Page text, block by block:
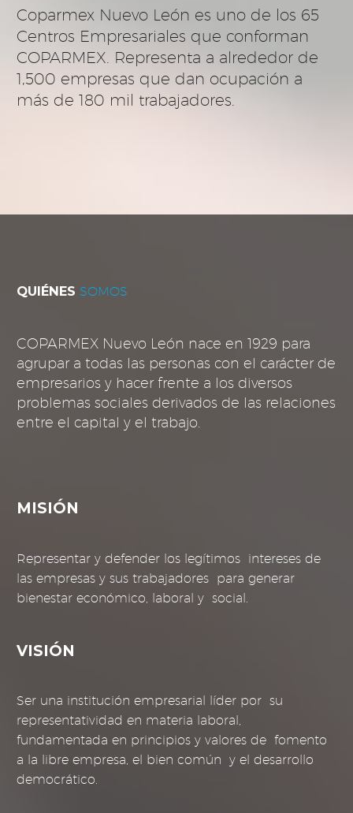
Coparmex Nuevo León es uno de los 65
Centros Empresariales que conforman
COPARMEX. Representa a alrededor de
1,500 empresas que dan ocupación a
más de 180 mil trabajadores.
QUIÉNES SOMOS
COPARMEX Nuevo León nace en 1929 para
agrupar a todas las personas con el carácter de
empresarios y hacer frente a los diversos
problemas sociales derivados de las relaciones
entre el capital y el trabajo.
MISIÓN
Representar y defender los legítimos intereses de
las empresas y sus trabajadores para generar
bienestar económico, laboral y social.
VISIÓN
Ser una institución empresarial líder por su
representatividad en materia laboral,
fundamentada en principios y valores de fomento
a la libre empresa, el bien común y el desarrollo
democrático.